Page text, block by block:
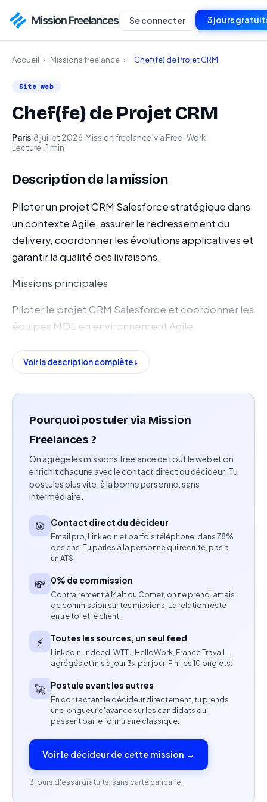
Se connecter 3 jours
Accueil › Missions freelance › Chef(fe) de Projet CRM
Site web
Chef(fe) de Projet CRM
Paris·8 juillet 2026·Mission freelance·via Free-Work·
Lecture : 1 min
Description de la mission
Piloter un projet CRM Salesforce stratégique dans
un contexte Agile, assurer le redressement du
delivery, coordonner les évolutions applicatives et
garantir la qualité des livraisons.
Missions principales
Piloter le projet CRM Salesforce et coordonner les
équipes MOE en environnement Agile.
Organiser le delivery, planifier les sprints et suivre
le plan de charge.
Gérer le maintien en conditions opérationnelles
équipes métier.
Préparer et animer les instances de gouvernance
projet (COPROJ, COPIL).
Assurer le suivi des coûts, des risques, des délais et
de la qualité des livrables.
Coordonner les parties prenantes et garantir une
communication fluide avec le client.
Accompagner les équipes dans l'amélioration
continue des pratiques Agile.
développement autour de Salesforce.
Compétences attendues
Certification Salesforce Sales Cloud obligatoire.
Expertise en gestion de projets Salesforce CRM.
Maîtrise des méthodologies Agile.
Compétences en pilotage budgétaire, gestion
Voir la description complète
Pourquoi postuler via Mission
Freelances ?
On agrège les missions freelance de tout le web et on
enrichit chacune avec le contact direct du décideur. Tu
postules plus vite, à la bonne personne, sans
intermédiaire.
🎯 Contact direct du décideur
Email pro, LinkedIn et parfois téléphone, dans 78%
des cas. Tu parles à la personne qui recrute, pas à
un ATS.
💸 0% de commission
Contrairement à Malt ou Comet, on ne prend jamais
de commission sur tes missions. La relation reste
entre toi et le client.
⚡ Toutes les sources, un seul feed
LinkedIn, Indeed, WTTJ, HelloWork, France Travail…
agrégés et mis à jour 3× par jour. Fini les 10 onglets.
🚀 Postule avant les autres
En contactant le décideur directement, tu prends
une longueur d'avance sur les candidats qui
passent par le formulaire classique.
Voir le décideur de cette mission →
3 jours d'essai gratuits, sans carte bancaire.